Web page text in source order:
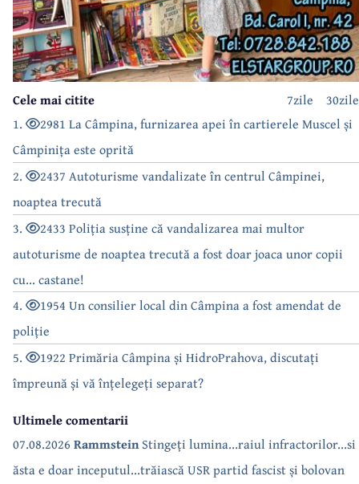
30zile
7zile
Cele mai citite
1.
2981 La Câmpina, furnizarea apei în cartierele Muscel și
Câmpinița este oprită
2.
2437 Autoturisme vandalizate în centrul Câmpinei,
noaptea trecută
3.
2433 Poliția susține că vandalizarea mai multor
autoturisme de noaptea trecută a fost doar joaca unor copii
cu... castane!
4.
1954 Un consilier local din Câmpina a fost amendat de
poliție
5.
1922 Primăria Câmpina și HidroPrahova, discutați
împreună și vă înțelegeți separat?
Ultimele comentarii
07.08.2026 RammsteinStingeți lumina...raiul infractorilor...si
ăsta e doar inceputul...trăiască USR partid fascist și bolovan